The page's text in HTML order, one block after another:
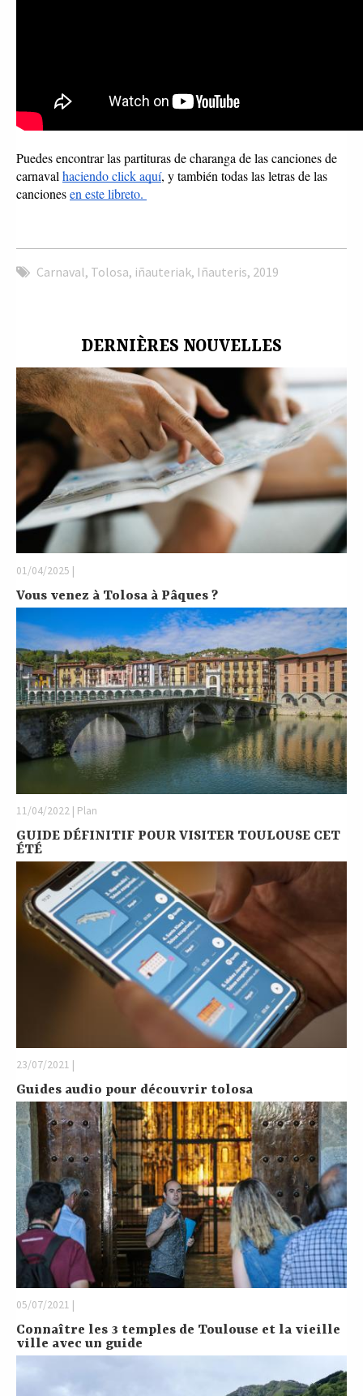
Puedes encontrar las partituras de charanga de las canciones de
carnaval haciendo click aquí, y también todas las letras de las
canciones en este libreto.
Carnaval, Tolosa, iñauteriak, Iñauteris, 2019
DERNIÈRES NOUVELLES
01/04/2025 |
Vous venez à Tolosa à Pâques ?
11/04/2022 | Plan
GUIDE DÉFINITIF POUR VISITER TOULOUSE CET
ÉTÉ
23/07/2021 |
Guides audio pour découvrir tolosa
05/07/2021 |
Connaître les 3 temples de Toulouse et la vieille
ville avec un guide